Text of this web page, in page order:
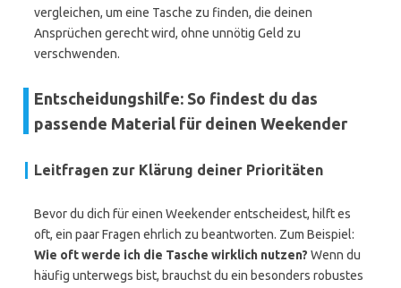
vergleichen, um eine Tasche zu finden, die deinen
Ansprüchen gerecht wird, ohne unnötig Geld zu
verschwenden.
Entscheidungshilfe: So findest du das
passende Material für deinen Weekender
Leitfragen zur Klärung deiner Prioritäten
Bevor du dich für einen Weekender entscheidest, hilft es
oft, ein paar Fragen ehrlich zu beantworten. Zum Beispiel:
Wie oft werde ich die Tasche wirklich nutzen? Wenn du
häufig unterwegs bist, brauchst du ein besonders robustes